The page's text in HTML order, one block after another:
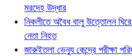
মরদেহ উদ্ধার
নিকলীতে অবৈধ বালু উত্তোলন
নেতা নিহত
জারুইতলা ভেন্যু কেন্দ্রে পরীক্ষা